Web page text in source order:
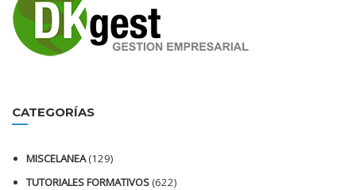
CATEGORÍAS
MISCELANEA(129)
TUTORIALES FORMATIVOS(622)